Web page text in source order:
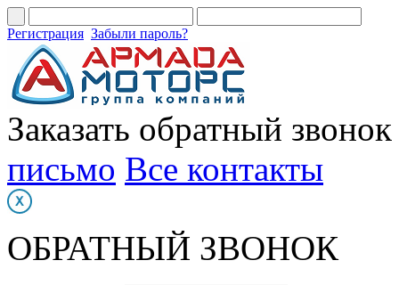
Регистрация Забыли пароль?
Заказать обратный звонок
письмо Все контакты
ОБРАТНЫЙ ЗВОНОК